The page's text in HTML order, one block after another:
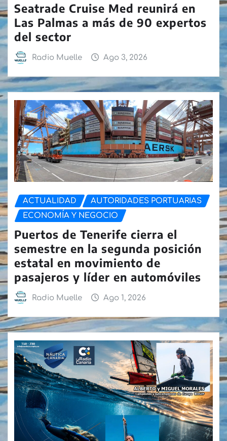
Seatrade Cruise Med reunirá en
Las Palmas a más de 90 expertos
del sector
Radio Muelle Ago 3, 2026
ACTUALIDAD
AUTORIDADES PORTUARIAS
ECONOMÍA Y NEGOCIO
Puertos de Tenerife cierra el
semestre en la segunda posición
estatal en movimiento de
pasajeros y líder en automóviles
Radio Muelle Ago 1, 2026